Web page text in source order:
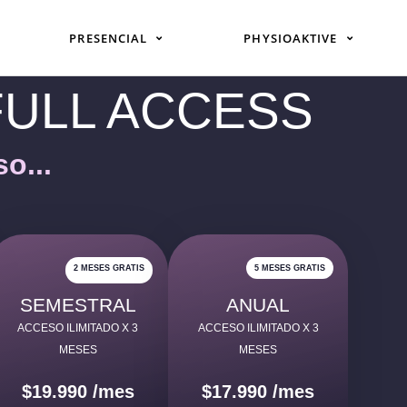
PRESENCIAL PHYSIOAKTIVE
ACCESS
2 MESES GRATIS
SEMESTRAL
ACCESO ILIMITADO X 3
MESES
$19.990 /mes
5 MESES GRATIS
ANUAL
ACCESO ILIMITADO X 3
MESES
$17.990 /mes